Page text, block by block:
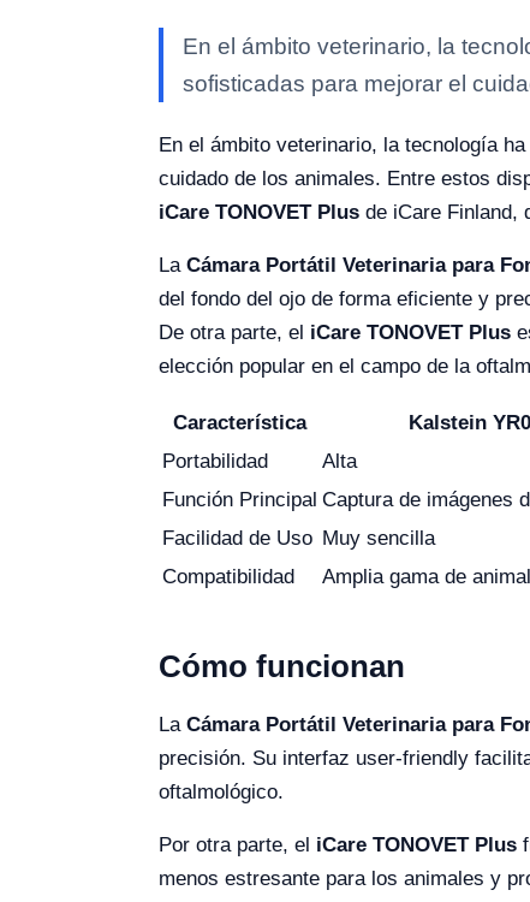
En el ámbito veterinario, la
sofisticadas para mejorar el
En el ámbito veterinario, la tecnología
cuidado de los animales. Entre estos
iCare TONOVET Plus de iCare Finland,
La Cámara Portátil Veterinaria para
del fondo del ojo de forma eficiente y
De otra parte, el iCare TONOVET Plus
elección popular en el campo de la
Característica Kalstein
Portabilidad
Alta
Función Principal Captura de imágenes
Facilidad de Uso Muy sencilla
Compatibilidad
Amplia gama de
Cómo funcionan
La Cámara Portátil Veterinaria para
precisión. Su interfaz user-friendly
oftalmológico.
Por otra parte, el iCare TONOVET Plus
menos estresante para los animales y